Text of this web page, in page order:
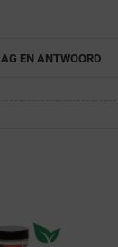
EN ANTWOORD